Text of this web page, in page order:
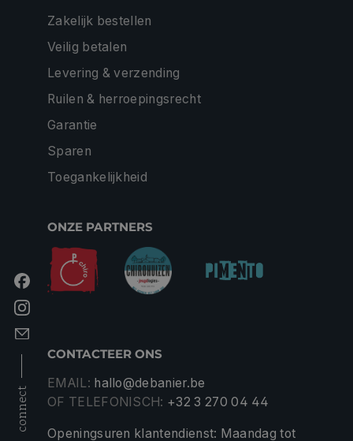
connect
Zakelijk bestellen
Veilig betalen
Levering & verzending
Ruilen & herroepingsrecht
Garantie
Sparen
Toegankelijkheid
ONZE PARTNERS
CONTACTEER ONS
EMAIL: hallo@debanier.be
OF TELEFONISCH: +32 3 270 04 44
Openingsuren klantendienst: Maandag tot